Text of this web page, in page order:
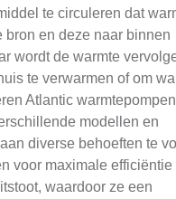
te circuleren dat
bron en deze naar binnen
wordt de warmte
te verwarmen of om
Atlantic
modellen en
diverse behoeften te
voor maximale efficiëntie
waardoor ze een